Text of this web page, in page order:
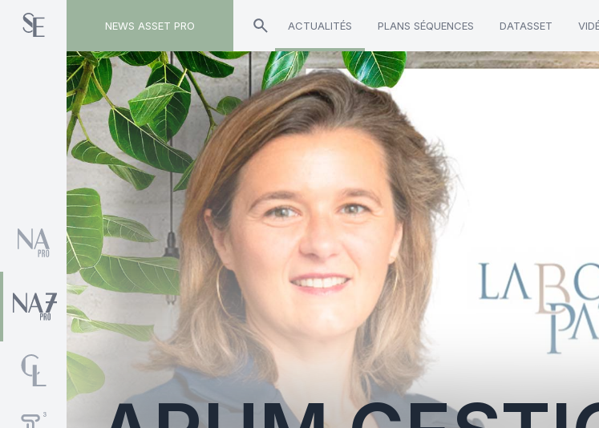
NEWS ASSET PRO ACTUALITÉS PLANS SÉQUENCES DATASSET
Toute l'actualité sur le tag "Arum Gestion Privée"